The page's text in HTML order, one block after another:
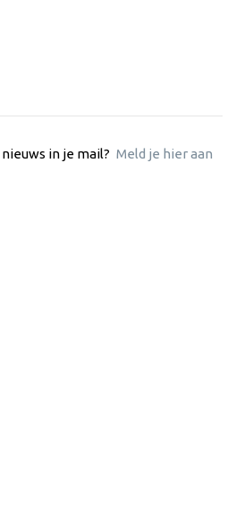
in je mail? Meld je hier aan